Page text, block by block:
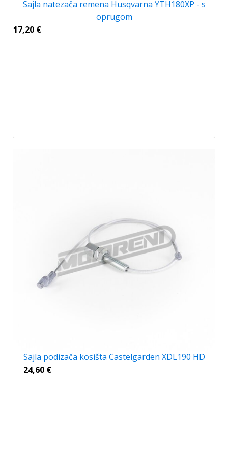
Sajla natezača remena Husqvarna YTH180XP - s
oprugom
17,20 €
Sajla podizača kosišta Castelgarden XDL190 HD
24,60 €